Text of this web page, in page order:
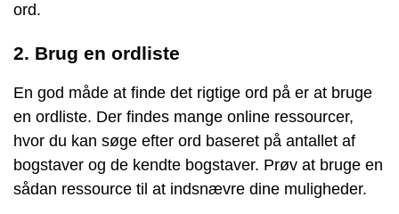
ord.
2. Brug en ordliste
En god måde at finde det rigtige ord på er at bruge
en ordliste. Der findes mange online ressourcer,
hvor du kan søge efter ord baseret på antallet af
bogstaver og de kendte bogstaver. Prøv at bruge en
sådan ressource til at indsnævre dine muligheder.